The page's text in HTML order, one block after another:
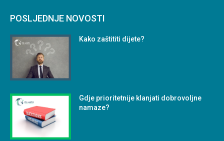
POSLJEDNJE NOVOSTI
Kako zaštititi dijete?
Gdje prioritetnije klanjati dobrovoljne
namaze?